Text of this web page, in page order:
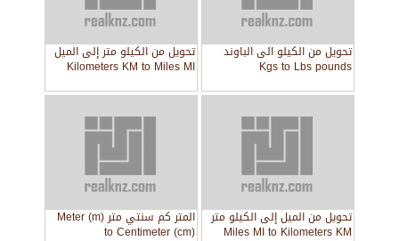
تحويل من الكيلو الى الباوند
Kgs to Lbs pounds
تحويل من الكيلو متر إلى الميل
Kilometers KM to Miles MI
تحويل من الميل إلى الكيلو متر
Miles MI to Kilometers KM
المتر كم سنتي متر Meter (m)
to Centimeter (cm)